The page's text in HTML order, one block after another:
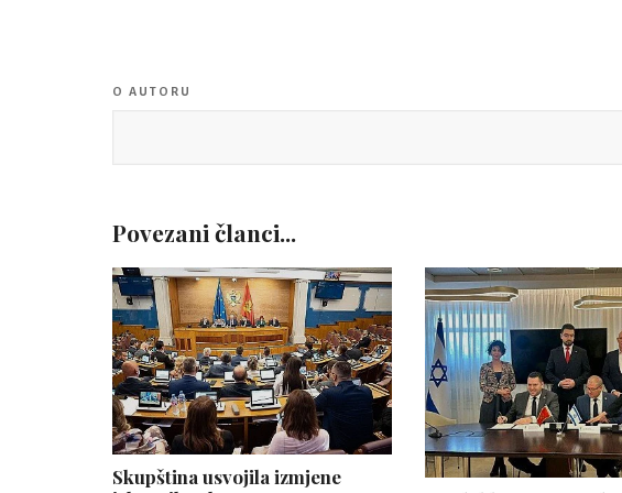
O AUTORU
Povezani članci...
Skupština usvojila izmjene